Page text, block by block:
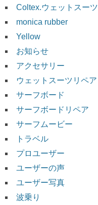
Coltex.ウェットスーツ
monica rubber
Yellow
お知らせ
アクセサリー
ウェットスーツリペア
サーフボード
サーフボードリペア
サーフムービー
トラベル
プロユーザー
ユーザーの声
ユーザー写真
波乗り